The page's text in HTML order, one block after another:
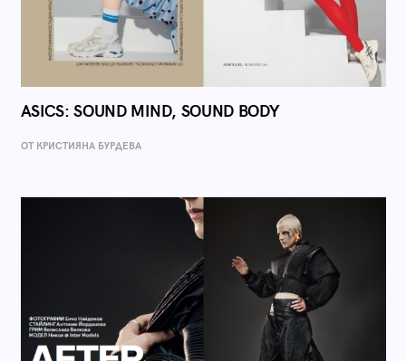
ASICS: SOUND MIND, SOUND BODY
ОТ КРИСТИЯНА БУРДЕВА